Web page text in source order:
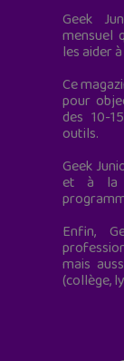
Geek
mensuel
les aider
Ce
pour
des 10-
outils.
Geek
et à la
Enfin,
mais
(collège,